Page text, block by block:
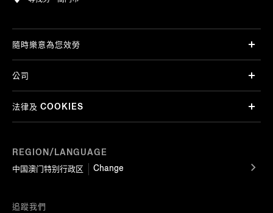
REGION/LANGUAGE
中国澳门特别行政区
Change
隨時樂意為您效勞
公司
法律及 COOKIES
追蹤我們